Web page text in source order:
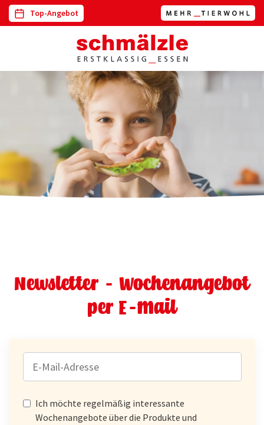
Top-Angebot
Newsletter - Wochenangebot
per E-Mail
MAIL-
Ich möchte regelmäßig interessante
Wochenangebote über die Produkte und